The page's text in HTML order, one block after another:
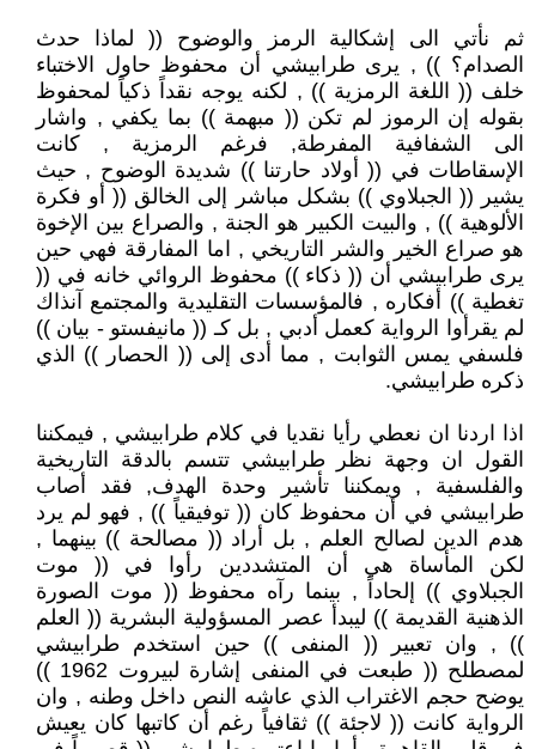
ثم نأتي الى إشكالية الرمز والوضوح (( لماذا حدث
الصدام؟ )) , يرى طرابيشي أن محفوظ حاول الاختباء
خلف (( اللغة الرمزية )) , لكنه يوجه نقداً ذكياً لمحفوظ
بقوله إن الرموز لم تكن (( مبهمة )) بما يكفي , واشار
الى الشفافية المفرطة, فرغم الرمزية , كانت
الإسقاطات في (( أولاد حارتنا )) شديدة الوضوح , حيث
يشير (( الجبلاوي )) بشكل مباشر إلى الخالق (( أو فكرة
الألوهية )) , والبيت الكبير هو الجنة , والصراع بين الإخوة
هو صراع الخير والشر التاريخي , اما المفارقة فهي حين
يرى طرابيشي أن (( ذكاء )) محفوظ الروائي خانه في ((
تغطية )) أفكاره , فالمؤسسات التقليدية والمجتمع آنذاك
لم يقرأوا الرواية كعمل أدبي , بل كـ (( مانيفستو - بيان ))
فلسفي يمس الثوابت , مما أدى إلى (( الحصار )) الذي
ذكره طرابيشي.
اذا اردنا ان نعطي رأيا نقديا في كلام طرابيشي , فيمكننا
القول ان وجهة نظر طرابيشي تتسم بالدقة التاريخية
والفلسفية , ويمكننا تأشير وحدة الهدف, فقد أصاب
طرابيشي في أن محفوظ كان (( توفيقياً )) , فهو لم يرد
هدم الدين لصالح العلم , بل أراد (( مصالحة )) بينهما ,
لكن المأساة هي أن المتشددين رأوا في (( موت
الجبلاوي )) إلحاداً , بينما رآه محفوظ (( موت الصورة
الذهنية القديمة )) ليبدأ عصر المسؤولية البشرية (( العلم
)) , وان تعبير (( المنفى )) حين استخدم طرابيشي
لمصطلح (( طبعت في المنفى إشارة لبيروت 1962 ))
يوضح حجم الاغتراب الذي عاشه النص داخل وطنه , وان
الرواية كانت (( لاجئة )) ثقافياً رغم أن كاتبها كان يعيش